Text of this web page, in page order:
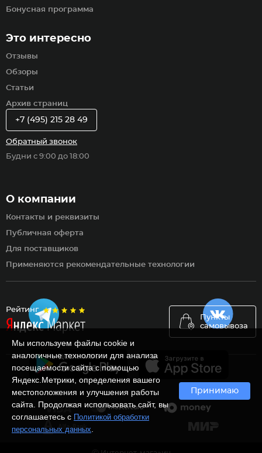
Рейтинг
Пункты
самовывоза
Бонусная программа
Это интересно
Отзывы
Обзоры
Статьи
Архив страниц
О компании
Контакты и реквизиты
Публичная оферта
Для поставщиков
Применяются рекомендательные технологии
+7 (495) 215 28 49
Обратный звонок
Будни с 9:00 до 18:00
Мы используем файлы cookie и
аналогичные технологии для анализа
посещаемости сайта с помощью
Яндекс.Метрики, определения вашего
местоположения и улучшения работы
сайта. Продолжая использовать сайт, вы
соглашаетесь с Политикой обработки
персональных данных
Принимаю